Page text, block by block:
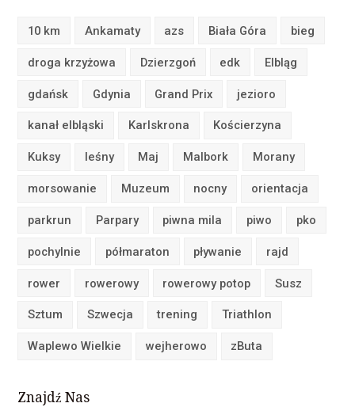
10 km Ankamaty azs Biała Góra bieg
droga krzyżowa Dzierzgoń edk Elbląg
gdańsk Gdynia Grand Prix jezioro
kanał elbląski Karlskrona Kościerzyna
Kuksy leśny Maj Malbork Morany
morsowanie Muzeum nocny orientacja
parkrun Parpary piwna mila piwo pko
pochylnie półmaraton pływanie rajd
rower rowerowy rowerowy potop Susz
Sztum Szwecja trening Triathlon
Waplewo Wielkie wejherowo zButa
Znajdź Nas